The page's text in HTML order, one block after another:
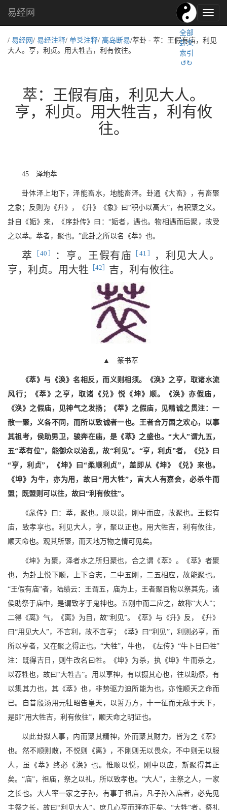
易
经
化,
易经网
全部
卦爻
索引
↺↻
/ 易经网 / 易经注释/ 单爻注释/ 高岛断易/萃卦 - 萃：王假有庙，利见
大人。亨，利贞。用大牲吉，利有攸往。
萃：王假有庙，利见大人。
亨，利贞。用大牲吉，利有攸
往。
45 泽地萃
卦体泽上地下，泽能畜水，地能畜泽。卦通《大畜》，有畜聚
之象；反则为《升》，《升》《象》曰“积小以高大”，有积聚之义。
卦自《姤》来，《序卦传》曰：“姤者，遇也。物相遇而后聚，故受
之以萃。萃者，聚也。”此卦之所以名《萃》也。
萃 ［40］ ：亨。王假有庙 ［41］
，利见大人。
亨，利贞。用大牲 ［42］ 吉，利有攸往。
▲ 篆书萃
《萃》与《涣》名相反，而义则相须。《涣》之亨，取诸水流
风行；《萃》之亨，取诸《兑》悦《坤》顺。《涣》亦假庙，
《涣》之假庙，见神气之发扬；《萃》之假庙，见精诚之贯注：一
散一聚，义各不同，而所以致诚者一也。王者合万国之欢心，以事
其祖考，侯助男卫，骏奔在庙，是《萃》之盛也。“大人”谓九五，
五“萃有位”，能御众以治乱，故“利见”。“亨，利贞”者，《兑》曰
“亨，利贞”，《坤》曰“柔顺利贞”，盖即从《坤》《兑》来也。
《坤》为牛，亦为用，故曰“用大牲”，言大人有嘉会，必杀牛而
盟；既盟则可以往，故曰“利有攸往”。
《彖传》曰：萃，聚也。顺以说，刚中而应，故聚也。王假有
庙，致孝享也。利见大人，亨，聚以正也。用大牲吉，利有攸往，
顺天命也。观其所聚，而天地万物之情可见矣。
《坤》为聚，泽者水之所归聚也，合之谓《萃》。《萃》者聚
也，为卦上悦下顺，上下合志，二中五刚，二五相应，故能聚也。
“王假有庙”者，陆绩云：王谓五，庙为上，王者聚百物以祭其先，诸
侯助祭于庙中，是谓致孝于鬼神也。五刚中而二应之，故称“大人”；
二得《离》气，《离》为目，故“利见”。《萃》与《升》反，《升》
曰“用见大人”，不言利，故不言亨；《萃》曰“利见”，利则必亨，而
所以亨者，又在聚之得正也。“大牲”，牛也，《左传》“牛卜日曰牲”
注：既得吉日，则牛改名曰牲。《坤》为杀，执《坤》牛而杀之，
以荐牲也，故曰“大牲吉”。用以享神，有以摄其心也，往以助祭，有
以集其力也，其《萃》也，非势驱力迫所能为也，亦惟顺天之命而
已。自昔殷汤用元牡昭告皇天，以誓万方，十一征而无敌于天下，
是即“用大牲吉，利有攸往”，顺天命之明证也。
以此卦拟人事，内而聚其精神，外而聚其财力，皆为之《萃》
也。然不顺则散，不悦则《离》，不刚则无以畏众，不中则无以服
人，虽《萃》终必《涣》也。惟顺以悦，刚中以应，斯聚得其正
矣。“庙”，祖庙，祭之以礼，所以致孝也。“大人”，主祭之人，一家
之长也。大人率一家之子孙，有事于祖庙，凡子孙入庙者，必先见
主祭之长，故曰“利见大人”，庶几心亨而理亦正矣。“大牲”者，祭礼